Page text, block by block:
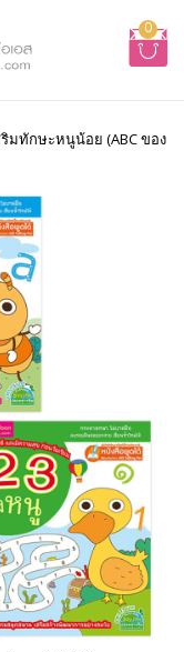
0
มทักษะหนูน้อย (ABC ของ